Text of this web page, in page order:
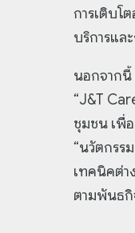
การเติบโ
บริการแล
นอกจากนี้
“J&T
ชุมชน เพื่
“นวัตกรร
เทคนิคต่า
ตามพันธ